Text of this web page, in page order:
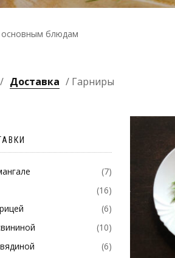
основным блюдам
/ Доставка / Гарниры
(7)
(16)
(6)
(10)
(6)